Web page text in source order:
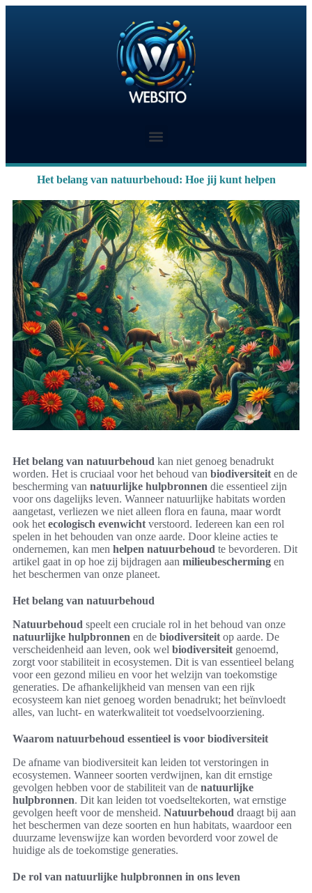
Het belang van natuurbehoud: Hoe jij kunt helpen
Het belang van natuurbehoud kan niet genoeg benadrukt
worden. Het is cruciaal voor het behoud van biodiversiteit en de
bescherming van natuurlijke hulpbronnen die essentieel zijn
voor ons dagelijks leven. Wanneer natuurlijke habitats worden
aangetast, verliezen we niet alleen flora en fauna, maar wordt
ook het ecologisch evenwicht verstoord. Iedereen kan een rol
spelen in het behouden van onze aarde. Door kleine acties te
ondernemen, kan men helpen natuurbehoud te bevorderen. Dit
artikel gaat in op hoe zij bijdragen aan milieubescherming en
het beschermen van onze planeet.
Het belang van natuurbehoud
Natuurbehoud speelt een cruciale rol in het behoud van onze
natuurlijke hulpbronnen en de biodiversiteit op aarde. De
verscheidenheid aan leven, ook wel biodiversiteit genoemd,
zorgt voor stabiliteit in ecosystemen. Dit is van essentieel belang
voor een gezond milieu en voor het welzijn van toekomstige
generaties. De afhankelijkheid van mensen van een rijk
ecosysteem kan niet genoeg worden benadrukt; het beïnvloedt
alles, van lucht- en waterkwaliteit tot voedselvoorziening.
Waarom natuurbehoud essentieel is voor biodiversiteit
De afname van biodiversiteit kan leiden tot verstoringen in
ecosystemen. Wanneer soorten verdwijnen, kan dit ernstige
gevolgen hebben voor de stabiliteit van de natuurlijke
hulpbronnen. Dit kan leiden tot voedseltekorten, wat ernstige
gevolgen heeft voor de mensheid. Natuurbehoud draagt bij aan
het beschermen van deze soorten en hun habitats, waardoor een
duurzame levenswijze kan worden bevorderd voor zowel de
huidige als de toekomstige generaties.
De rol van natuurlijke hulpbronnen in ons leven